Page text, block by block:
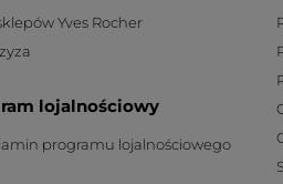
Yves Rocher
lojalnościowy
programu lojalnościowego